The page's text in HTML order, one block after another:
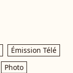
Émission Télé
Photo